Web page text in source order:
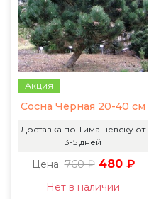
Акция
Сосна Чёрная 20-40 см
Доставка по Тимашевску от
3-5 дней
Цена: 760 ₽ 480 ₽
Нет в наличии